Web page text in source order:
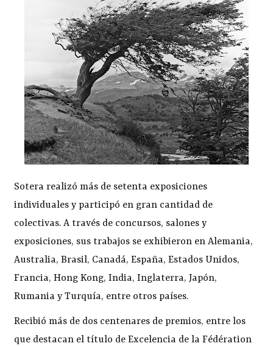
Sotera realizó más de setenta exposiciones
individuales y participó en gran cantidad de
colectivas. A través de concursos, salones y
exposiciones, sus trabajos se exhibieron en Alemania,
Australia, Brasil, Canadá, España, Estados Unidos,
Francia, Hong Kong, India, Inglaterra, Japón,
Rumania y Turquía, entre otros países.
Recibió más de dos centenares de premios, entre los
que destacan el título de Excelencia de la Fédération